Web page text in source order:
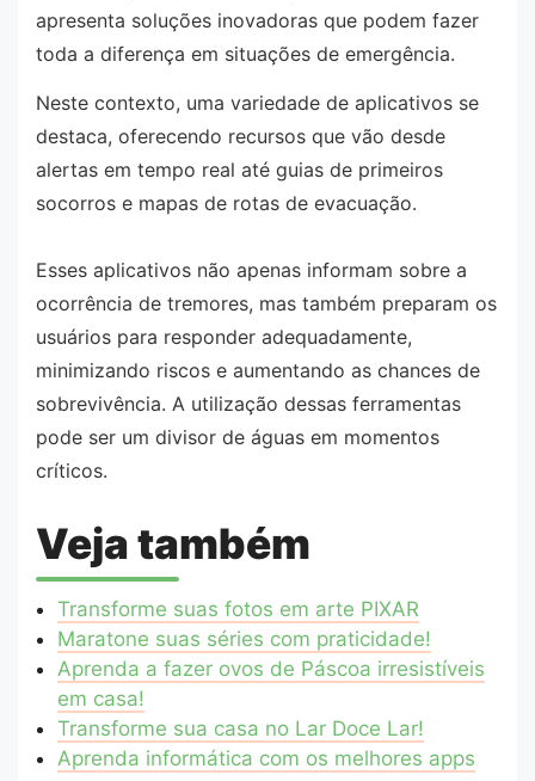
apresenta soluções inovadoras que podem fazer
toda a diferença em situações de emergência.
Neste contexto, uma variedade de aplicativos se
destaca, oferecendo recursos que vão desde
alertas em tempo real até guias de primeiros
socorros e mapas de rotas de evacuação.
Esses aplicativos não apenas informam sobre a
ocorrência de tremores, mas também preparam os
usuários para responder adequadamente,
minimizando riscos e aumentando as chances de
sobrevivência. A utilização dessas ferramentas
pode ser um divisor de águas em momentos
críticos.
Veja também
Transforme suas fotos em arte PIXAR
Maratone suas séries com praticidade!
Aprenda a fazer ovos de Páscoa irresistíveis
em casa!
Transforme sua casa no Lar Doce Lar!
Aprenda informática com os melhores apps